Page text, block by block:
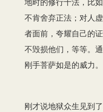
不肯舍弃正法；对人
者面前，夸耀自己的
不毁损他们，等等。
刚手菩萨如是的威力。
刚才说地狱众生见到